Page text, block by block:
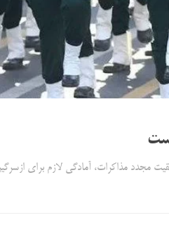
مجدد مذاکرات، آمادگی لازم برای